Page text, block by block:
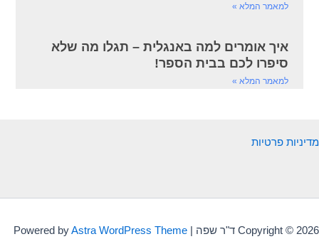
למאמר המלא »
איך אומרים למה באנגלית – תגלו מה שלא
סיפרו לכם בבית הספר!
למאמר המלא »
מדיניות פרטיות
Copyright © 2026 ד"ר שפה | Powered by Astra WordPress Theme